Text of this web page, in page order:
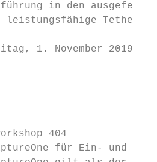
in den
leistungsfähige
1. November 2019
404
für Ein- und